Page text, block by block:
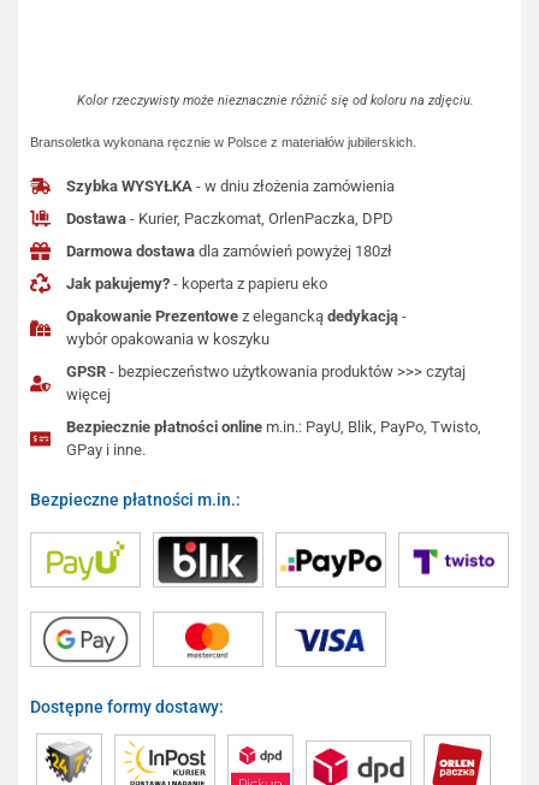
Kolor rzeczywisty może nieznacznie różnić się od koloru na zdjęciu.
Bransoletka wykonana ręcznie w Polsce z materiałów jubilerskich.
Szybka WYSYŁKA - w dniu złożenia zamówienia
Dostawa - Kurier, Paczkomat, OrlenPaczka, DPD
Darmowa dostawa dla zamówień powyżej 180zł
Jak pakujemy? - koperta z papieru eko
Opakowanie Prezentowe z eleganckądedykacją -
wybór opakowania w koszyku
GPSR - bezpieczeństwo użytkowania produktów >>> czytaj
więcej
Bezpiecznie płatności online m.in.: PayU, Blik, PayPo, Twisto,
GPay i inne.
Bezpieczne płatności m.in.:
Dostępne formy dostawy: